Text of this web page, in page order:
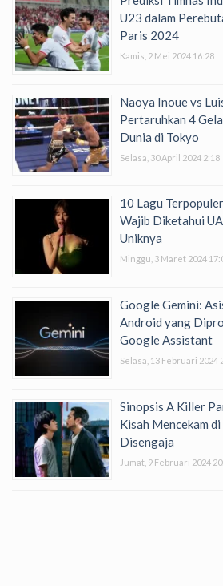
U23 dalam
Paris 2024
Kamis, 2 Mei 2024 16:28
Naoya Inoue vs
Pertaruhkan 4
Dunia di Tokyo
Selasa, 30 April 2024 2:18
10 Lagu
Wajib Diketahui
Uniknya
Minggu, 3 Maret 2024
Google Gemini:
Android yang
Google Assistant
Selasa, 13 Februari 2024
Sinopsis A Killer
Kisah Mencekam
Disengaja
Jumat, 9 Februari 2024